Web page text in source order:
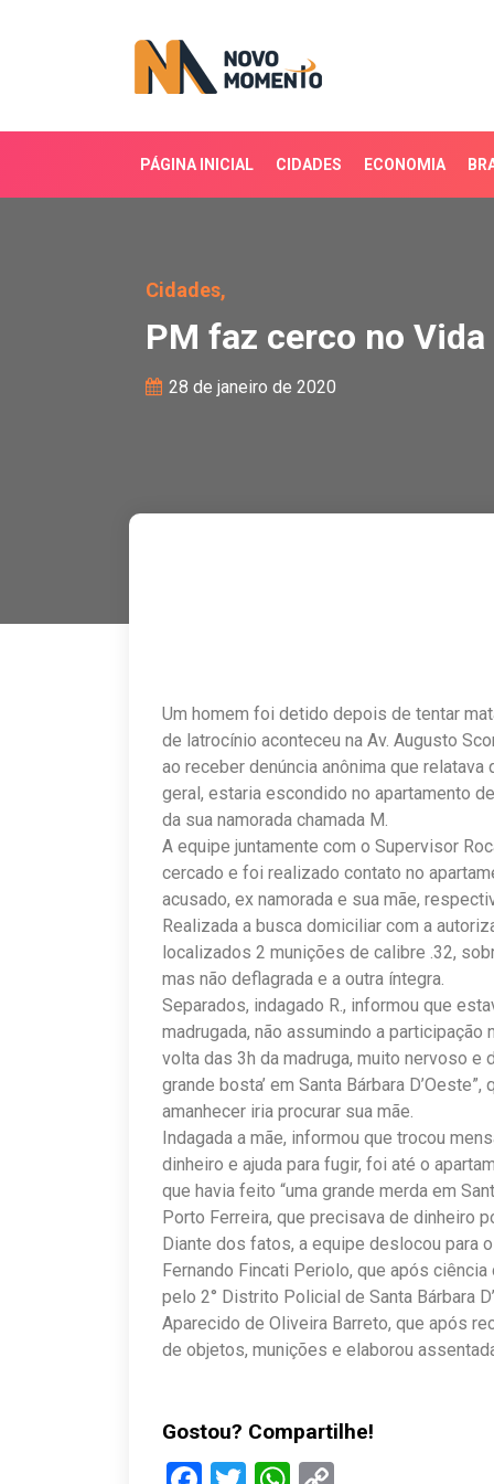
PÁGINA INICIAL CIDADES ECONOMIA
Cidades,
PM faz cerco no
28 de janeiro de 2020
Um homem foi detido depois de tentar
de latrocínio aconteceu na Av. Augusto
ao receber denúncia anônima que relatava
geral, estaria escondido no apartamento
da sua namorada chamada M.
A equipe juntamente com o Supervisor
cercado e foi realizado contato no
acusado, ex namorada e sua mãe,
Realizada a busca domiciliar com a
localizados 2 munições de calibre .32,
mas não deflagrada e a outra íntegra.
Separados, indagado R., informou que
madrugada, não assumindo a participação
volta das 3h da madruga, muito nervoso e
grande bosta’ em Santa Bárbara
amanhecer iria procurar sua mãe.
Indagada a mãe, informou que trocou
dinheiro e ajuda para fugir, foi até o
que havia feito “uma grande merda em
Porto Ferreira, que precisava de dinheiro
Diante dos fatos, a equipe deslocou para
Fernando Fincati Periolo, que após
pelo 2° Distrito Policial de Santa Bárbara
Aparecido de Oliveira Barreto, que após
de objetos, munições e elaborou
Gostou? Compartilhe!